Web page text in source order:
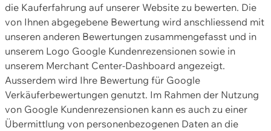
die Kauferfahrung auf unserer Website zu bewerten. Die
von Ihnen abgegebene Bewertung wird anschliessend mit
unseren anderen Bewertungen zusammengefasst und in
unserem Logo Google Kundenrezensionen sowie in
unserem Merchant Center-Dashboard angezeigt.
Ausserdem wird Ihre Bewertung für Google
Verkäuferbewertungen genutzt. Im Rahmen der Nutzung
von Google Kundenrezensionen kann es auch zu einer
Übermittlung von personenbezogenen Daten an die